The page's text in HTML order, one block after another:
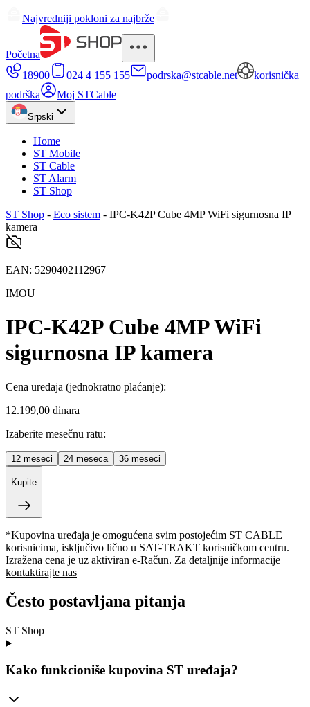
Najvredniji pokloni za najbrže
Početna
18900
024 4 155 155 podrska@stcable.net
korisnička
podrška
Moj STCable
Srpski
Home
ST Mobile
ST Cable
ST Alarm
ST Shop
ST Shop - Eco sistem - IPC-K42P Cube 4MP WiFi sigurnosna IP
kamera
EAN: 5290402112967
IMOU
IPC-K42P Cube 4MP WiFi
sigurnosna IP kamera
Cena uređaja (jednokratno plaćanje):
12.199,00 dinara
Izaberite mesečnu ratu:
12 meseci 24 meseca 36 meseci
Kupite
*Kupovina uređaja je omogućena svim postojećim ST CABLE
korisnicima, isključivo lično u SAT-TRAKT korisničkom centru.
Izražena cena je uz aktiviran e-Račun. Za detaljnije informacije
kontaktirajte nas
Često postavljana pitanja
ST Shop
Kako funkcioniše kupovina ST uređaja?